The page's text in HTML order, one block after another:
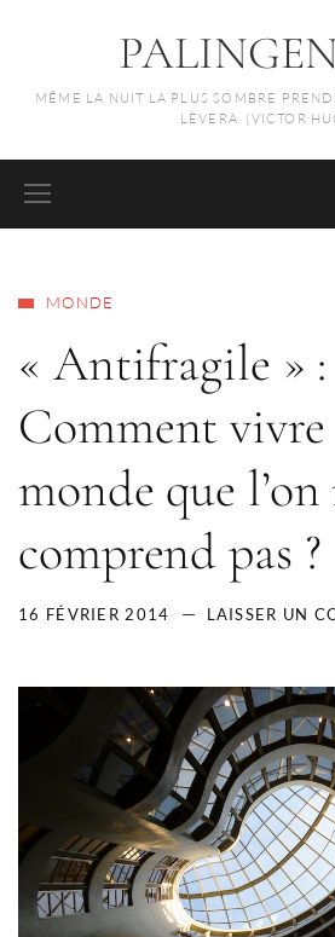
MÊME LA NUIT LA PLUS SOMBRE
LÈVERA. (VICTOR
MONDE
« Antifragile » :
Comment
monde que l’on
comprend pas ?
16 FÉVRIER 2014 LAISSER UN